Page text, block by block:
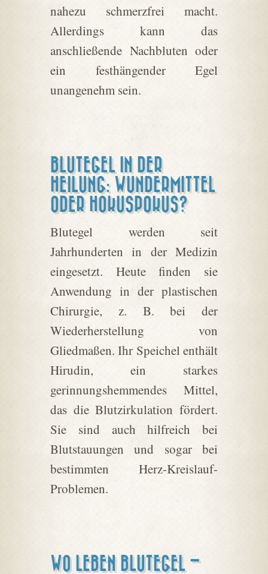
nahezu schmerzfrei macht.
Allerdings kann das
anschließende Nachbluten oder
ein festhängender Egel
unangenehm sein.
BLUTEGEL IN DER
HEILUNG: WUNDERMITTEL
ODER HOKUSPOKUS?
Blutegel werden seit
Jahrhunderten in der Medizin
eingesetzt. Heute finden sie
Anwendung in der plastischen
Chirurgie, z. B. bei der
Wiederherstellung von
Gliedmaßen. Ihr Speichel enthält
Hirudin, ein starkes
gerinnungshemmendes Mittel,
das die Blutzirkulation fördert.
Sie sind auch hilfreich bei
Blutstauungen und sogar bei
bestimmten Herz-Kreislauf-
Problemen.
WO LEBEN BLUTEGEL –